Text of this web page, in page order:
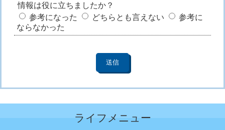
情報は役に立ちましたか？
参考になった
どちらとも言えない
参考に
ならなかった
ライフメニュー